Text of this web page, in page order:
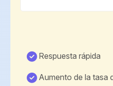
Respuesta rápida
Aumento de la tasa